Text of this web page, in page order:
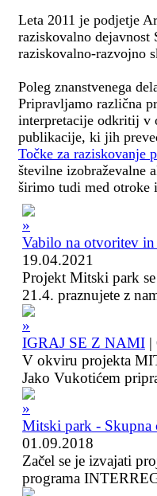
Leta 2011 je podjetje
raziskovalno
raziskovalno-razvojno
Poleg znanstvenega
Pripravljamo različna
interpretacije odkritij v
publikacije, ki jih
Točke za raziskovanje
številne izobraževalne
širimo tudi med otroke
Vabilo na otvoritev
19.04.2021
Projekt Mitski park
21.4. praznujete z
IGRAJ SE Z NAMI |
V okviru projekta
Jako Vukotićem
Mitski park - Skupna
01.09.2018
Začel se je izvajati
programa